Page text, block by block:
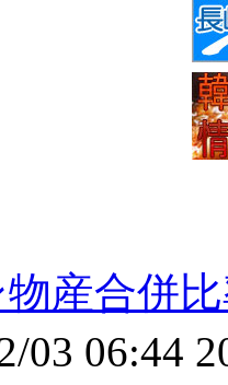
産合併
03 06:44